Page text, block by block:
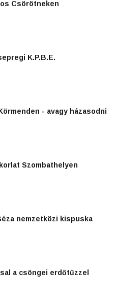
Csörötneken
K.P.B.E.
- avagy házasodni
Szombathelyen
nemzetközi kispuska
a csöngei erdőtűzzel